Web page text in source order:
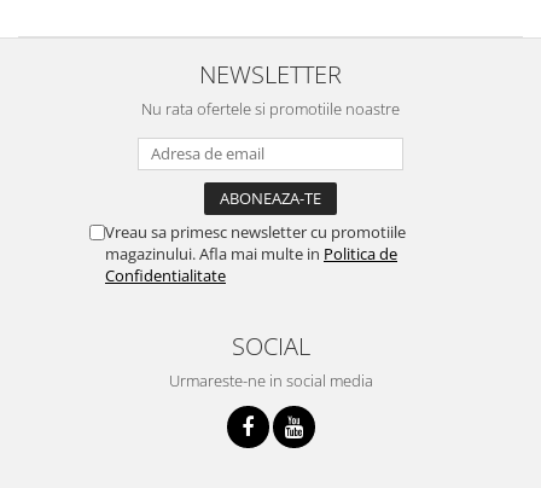
NEWSLETTER
Nu rata ofertele si promotiile noastre
Vreau sa primesc newsletter cu promotiile
magazinului. Afla mai multe in Politica de
Confidentialitate
SOCIAL
Urmareste-ne in social media